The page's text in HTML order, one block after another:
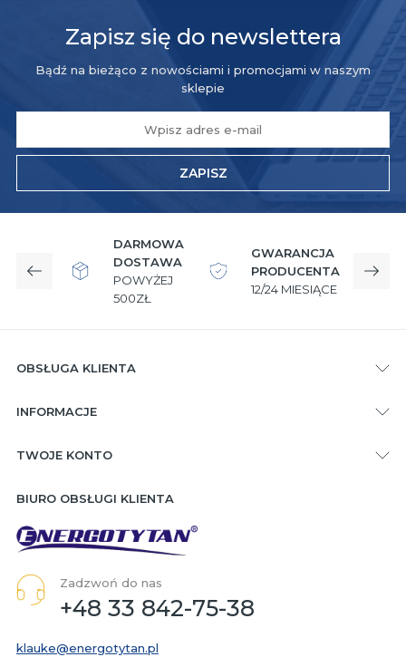
Zapisz się do newslettera
Bądź na bieżąco z nowościami i promocjami w naszym
sklepie
ZAPISZ
DARMOWA
DOSTAWA
POWYŻEJ
500ZŁ
GWARANCJA
PRODUCENTA
12/24 MIESIĄCE
Poprzedni
OBSŁUGA KLIENTA
INFORMACJE
TWOJE KONTO
BIURO OBSŁUGI KLIENTA
Zadzwoń do nas
+48 33 842-75-38
klauke@energotytan.pl